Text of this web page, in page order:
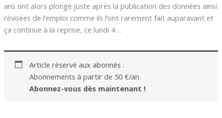
ans ont alors plongé juste après la publication des données ainsi
révisées de l’emploi comme ils l’ont rarement fait auparavant et
ça continue à la reprise, ce lundi 4 …
Article réservé aux abonnés :
Abonnements à partir de 50 €/an
Abonnez-vous dès maintenant !